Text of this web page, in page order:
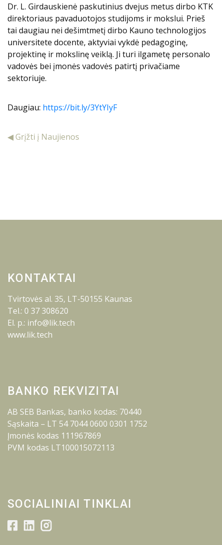
Dr. L. Girdauskienė paskutinius dvejus metus dirbo KTK
direktoriaus pavaduotojos studijoms ir mokslui. Prieš
tai daugiau nei dešimtmetį dirbo Kauno technologijos
universitete docente, aktyviai vykdė pedagoginę,
projektinę ir mokslinę veiklą. Ji turi ilgametę personalo
vadovės bei įmonės vadovės patirtį privačiame
sektoriuje.
Daugiau: https://bit.ly/3YtYIyF
◀ Grįžti į Naujienos
KONTAKTAI
Tvirtovės al. 35, LT-50155 Kaunas
Tel.: 0 37 308620
El. p.: info@lik.tech
www.lik.tech
BANKO REKVIZITAI
AB SEB Bankas, banko kodas: 70440
Sąskaita – LT 54 7044 0600 0301 1752
Įmonės kodas 111967869
PVM kodas LT100015072113
SOCIALINIAI TINKLAI